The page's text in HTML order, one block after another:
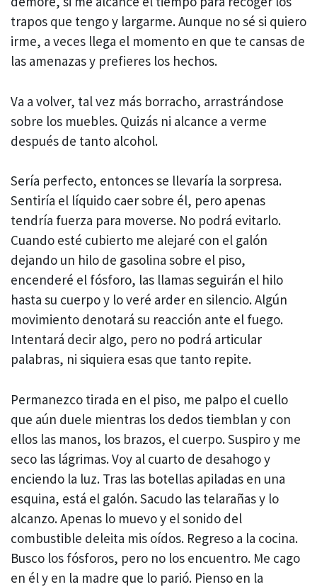
trapos que tengo y largarme. Aunque no sé si quiero
irme, a veces llega el momento en que te cansas de
las amenazas y prefieres los hechos.
Va a volver, tal vez más borracho, arrastrándose
sobre los muebles. Quizás ni alcance a verme
después de tanto alcohol.
Sería perfecto, entonces se llevaría la sorpresa.
Sentiría el líquido caer sobre él, pero apenas
tendría fuerza para moverse. No podrá evitarlo.
Cuando esté cubierto me alejaré con el galón
dejando un hilo de gasolina sobre el piso,
encenderé el fósforo, las llamas seguirán el hilo
hasta su cuerpo y lo veré arder en silencio. Algún
movimiento denotará su reacción ante el fuego.
Intentará decir algo, pero no podrá articular
palabras, ni siquiera esas que tanto repite.
Permanezco tirada en el piso, me palpo el cuello
que aún duele mientras los dedos tiemblan y con
ellos las manos, los brazos, el cuerpo. Suspiro y me
seco las lágrimas. Voy al cuarto de desahogo y
enciendo la luz. Tras las botellas apiladas en una
esquina, está el galón. Sacudo las telarañas y lo
alcanzo. Apenas lo muevo y el sonido del
combustible deleita mis oídos. Regreso a la cocina.
Busco los fósforos, pero no los encuentro. Me cago
en él y en la madre que lo parió. Pienso en la